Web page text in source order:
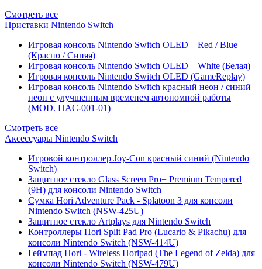
Смотреть все
Приставки Nintendo Switch
Игровая консоль Nintendo Switch OLED – Red / Blue
(Красно / Синяя)
Игровая консоль Nintendo Switch OLED – White (Белая)
Игровая консоль Nintendo Switch OLED (GameReplay)
Игровая консоль Nintendo Switch красный неон / синий
неон с улучшенным временем автономной работы
(MOD. HAC-001-01)
Смотреть все
Аксессуары Nintendo Switch
Игровой контроллер Joy-Con красный синий (Nintendo
Switch)
Защитное стекло Glass Screen Pro+ Premium Tempered
(9H) для консоли Nintendo Switch
Сумка Hori Adventure Pack - Splatoon 3 для консоли
Nintendo Switch (NSW-425U)
Защитное стекло Artplays для Nintendo Switch
Контроллеры Hori Split Pad Pro (Lucario & Pikachu) для
консоли Nintendo Switch (NSW-414U)
Геймпад Hori - Wireless Horipad (The Legend of Zelda) для
консоли Nintendo Switch (NSW-479U)